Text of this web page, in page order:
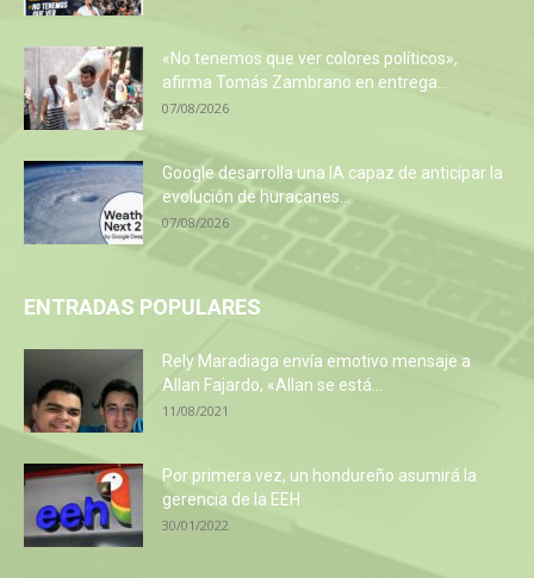
«No tenemos que ver colores políticos»,
afirma Tomás Zambrano en entrega...
07/08/2026
Google desarrolla una IA capaz de anticipar la
evolución de huracanes...
07/08/2026
ENTRADAS POPULARES
Rely Maradiaga envía emotivo mensaje a
Allan Fajardo, «Allan se está...
11/08/2021
Por primera vez, un hondureño asumirá la
gerencia de la EEH
30/01/2022